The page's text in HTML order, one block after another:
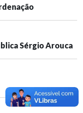
Sérgio Arouca